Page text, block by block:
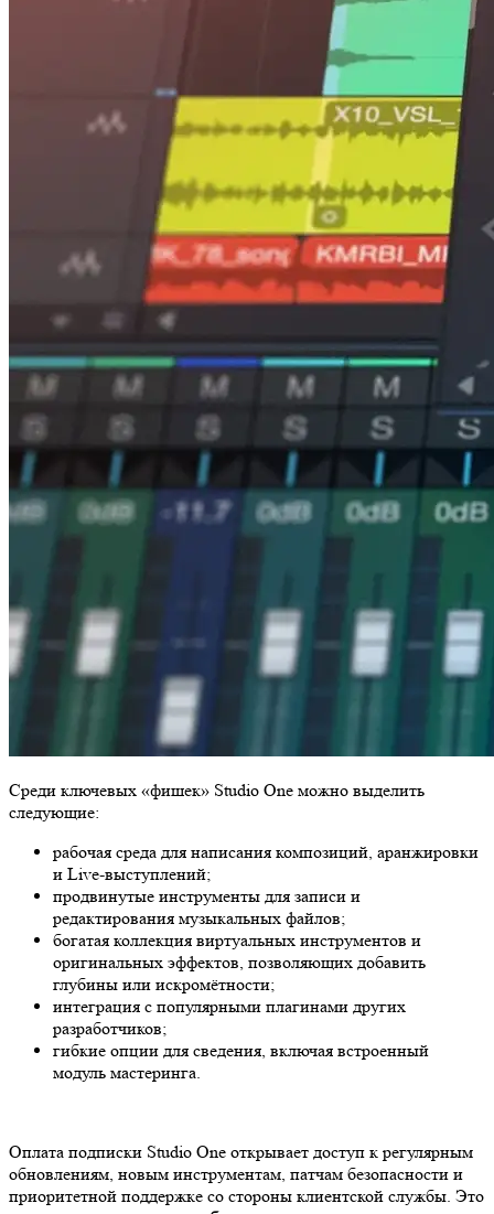
Среди ключевых «фишек» Studio One можно выделить
следующие:
рабочая среда для написания композиций, аранжировки
и Live-выступлений;
продвинутые инструменты для записи и
редактирования музыкальных файлов;
богатая коллекция виртуальных инструментов и
оригинальных эффектов, позволяющих добавить
глубины или искромётности;
интеграция с популярными плагинами других
разработчиков;
гибкие опции для сведения, включая встроенный
модуль мастеринга.
Оплата подписки Studio One открывает доступ к регулярным
обновлениям, новым инструментам, патчам безопасности и
приоритетной поддержке со стороны клиентской службы. Это